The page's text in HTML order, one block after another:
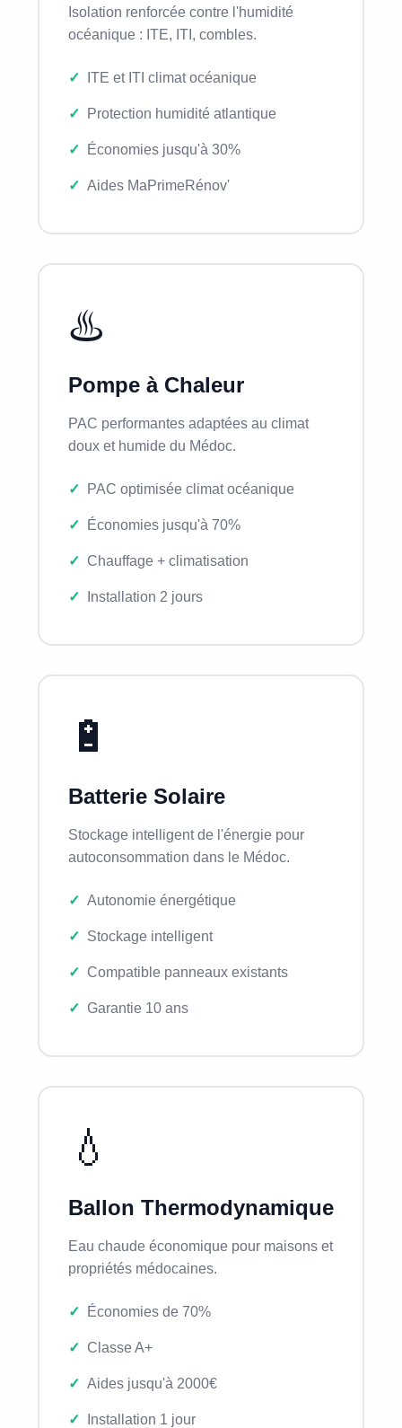
Isolation renforcée contre l'humidité
océanique : ITE, ITI, combles.
ITE et ITI climat océanique
Protection humidité atlantique
Économies jusqu'à 30%
Aides MaPrimeRénov'
♨️
Pompe à Chaleur
PAC performantes adaptées au climat
doux et humide du Médoc.
PAC optimisée climat océanique
Économies jusqu'à 70%
Chauffage + climatisation
Installation 2 jours
🔋
Batterie Solaire
Stockage intelligent de l'énergie pour
autoconsommation dans le Médoc.
Autonomie énergétique
Stockage intelligent
Compatible panneaux existants
Garantie 10 ans
💧
Ballon Thermodynamique
Eau chaude économique pour maisons et
propriétés médocaines.
Économies de 70%
Classe A+
Aides jusqu'à 2000€
Installation 1 jour